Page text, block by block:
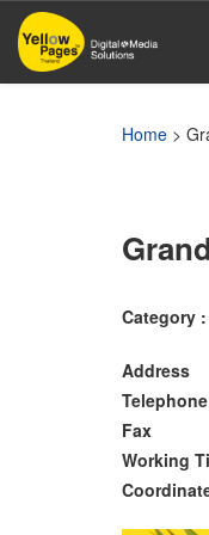
Skip
main
Home >
Category :
Address
Telephone
Fax
Working